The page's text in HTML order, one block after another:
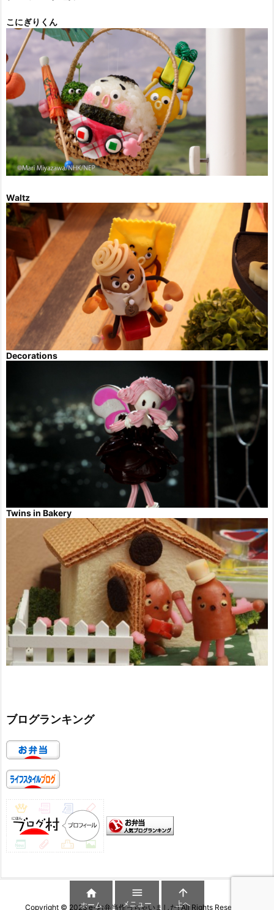
こにぎりくん
Waltz
Decorations
Twins in Bakery
ブログランキング
Copyright © 2026 e-お弁当作っちゃいました!All Rights Reserved.

ホーム

メニュー

上へ